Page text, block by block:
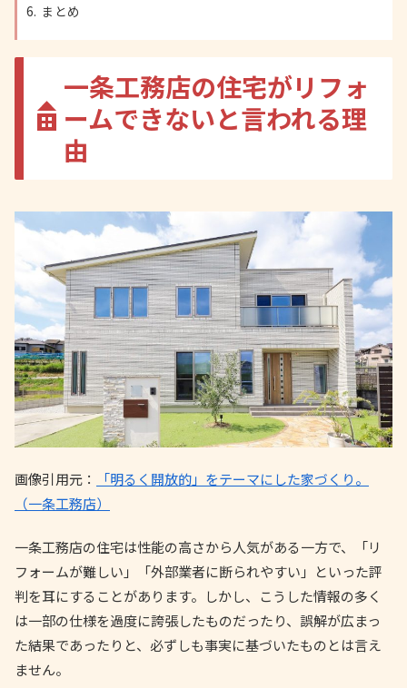
まとめ
一条工務店の住宅がリフォ
ームできないと言われる理
由
画像引用元：
「明るく開放的」をテーマにした家づくり。
（一条工務店）
一条工務店の住宅は性能の高さから人気がある一方で、「リ
フォームが難しい」「外部業者に断られやすい」といった評
判を耳にすることがあります。しかし、こうした情報の多く
は一部の仕様を過度に誇張したものだったり、誤解が広まっ
た結果であったりと、必ずしも事実に基づいたものとは言え
ません。